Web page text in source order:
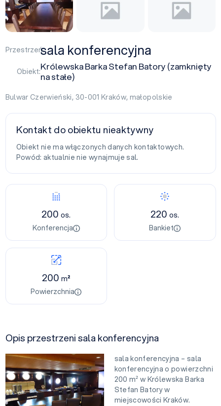
Przestrzeń:sala konferencyjna
Obiekt:Królewska Barka Stefan Batory (zamknięty
na stałe)
Bulwar Czerwieński, 30-001 Kraków, małopolskie
200os.
Konferencja
220os.
Bankiet
200m²
Powierzchnia
Opis przestrzeni sala konferencyjna
sala konferencyjna – sala
konferencyjna o powierzchni
200 m² w Królewska Barka
Stefan Batory w
miejscowości Kraków.
Kontakt do obiektu nieaktywny
Obiekt nie ma włączonych danych kontaktowych.
Powód: aktualnie nie wynajmuje sal.